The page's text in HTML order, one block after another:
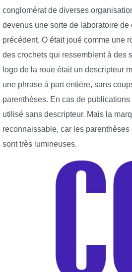
conglomérat de diverses
devenus une sorte de laboratoire
précédent, O était joué comme une
des crochets qui ressemblent à des
logo de la roue était un descripteur
une phrase à part entière, sans
parenthèses. En cas de
utilisé sans descripteur. Mais la
reconnaissable, car les
sont très lumineuses.